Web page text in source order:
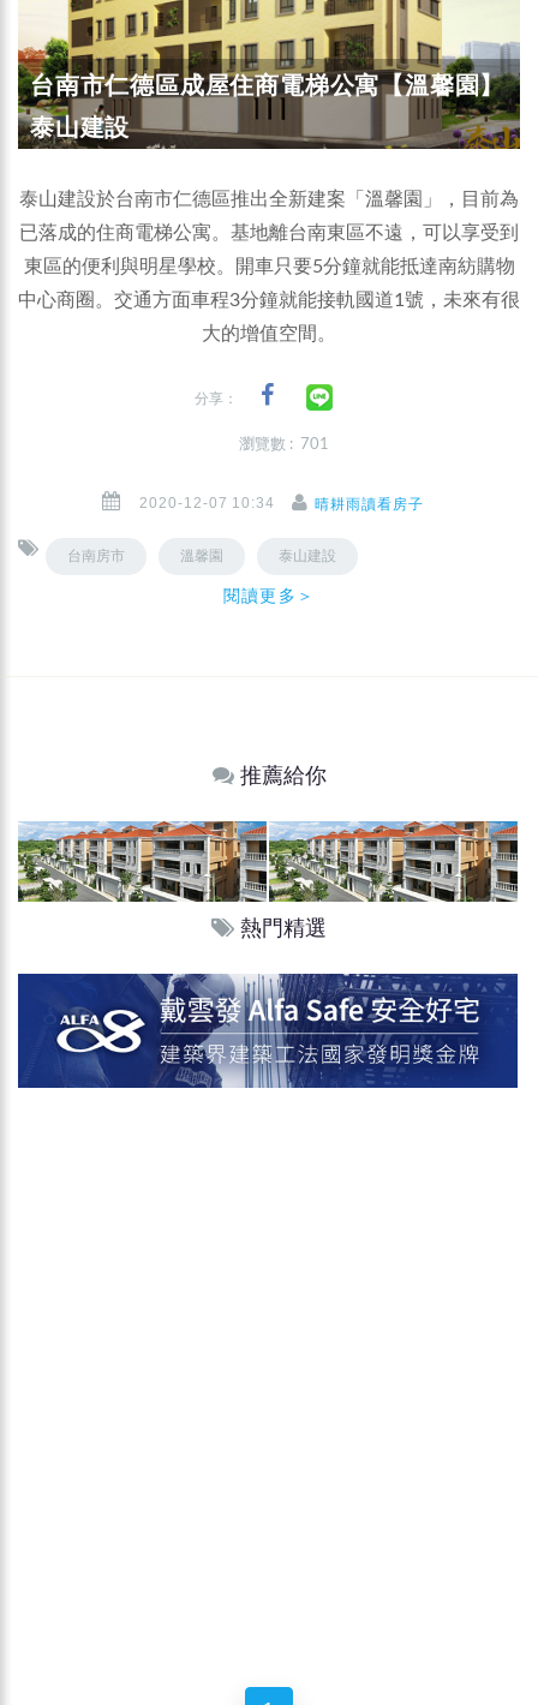
台南市仁德區成屋住商電梯公寓【溫馨園】
泰山建設
泰山建設於台南市仁德區推出全新建案「溫馨園」，目前為
已落成的住商電梯公寓。基地離台南東區不遠，可以享受到
東區的便利與明星學校。開車只要5分鐘就能抵達南紡購物
中心商圈。交通方面車程3分鐘就能接軌國道1號，未來有很
大的增值空間。
分享：
瀏覽數 : 701
2020-12-07 10:34 晴耕雨讀看房子
台南房市 溫馨園 泰山建設
閱讀更多＞
推薦給你
熱門精選